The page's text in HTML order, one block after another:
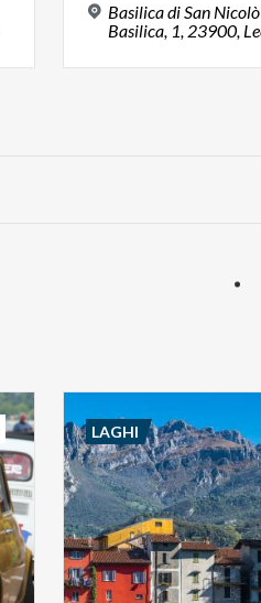
Basilica di San
Basilica, 1, 23900,
LAGHI